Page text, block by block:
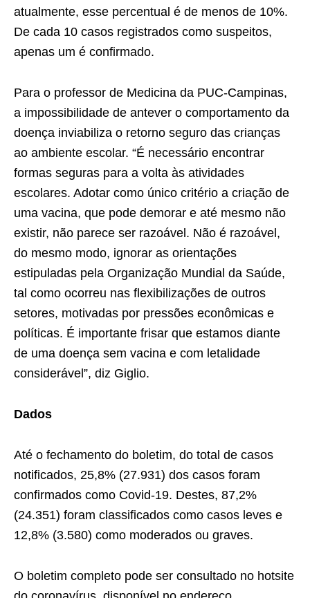
atualmente, esse percentual é de menos de 10%.
De cada 10 casos registrados como suspeitos,
apenas um é confirmado.
Para o professor de Medicina da PUC-Campinas,
a impossibilidade de antever o comportamento da
doença inviabiliza o retorno seguro das crianças
ao ambiente escolar. “É necessário encontrar
formas seguras para a volta às atividades
escolares. Adotar como único critério a criação de
uma vacina, que pode demorar e até mesmo não
existir, não parece ser razoável. Não é razoável,
do mesmo modo, ignorar as orientações
estipuladas pela Organização Mundial da Saúde,
tal como ocorreu nas flexibilizações de outros
setores, motivadas por pressões econômicas e
políticas. É importante frisar que estamos diante
de uma doença sem vacina e com letalidade
considerável”, diz Giglio.
Dados
Até o fechamento do boletim, do total de casos
notificados, 25,8% (27.931) dos casos foram
confirmados como Covid-19. Destes, 87,2%
(24.351) foram classificados como casos leves e
12,8% (3.580) como moderados ou graves.
O boletim completo pode ser consultado no hotsite